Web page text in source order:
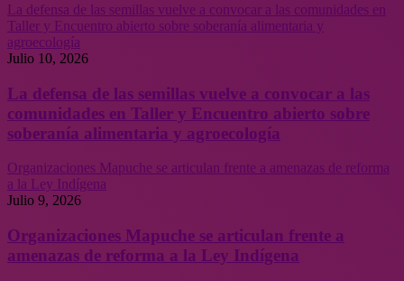
La defensa de las semillas vuelve a convocar a las comunidades en
Taller y Encuentro abierto sobre soberanía alimentaria y
agroecología
Julio 10, 2026
La defensa de las semillas vuelve a convocar a las
comunidades en Taller y Encuentro abierto sobre
soberanía alimentaria y agroecología
Organizaciones Mapuche se articulan frente a amenazas de reforma
a la Ley Indígena
Julio 9, 2026
Organizaciones Mapuche se articulan frente a
amenazas de reforma a la Ley Indígena